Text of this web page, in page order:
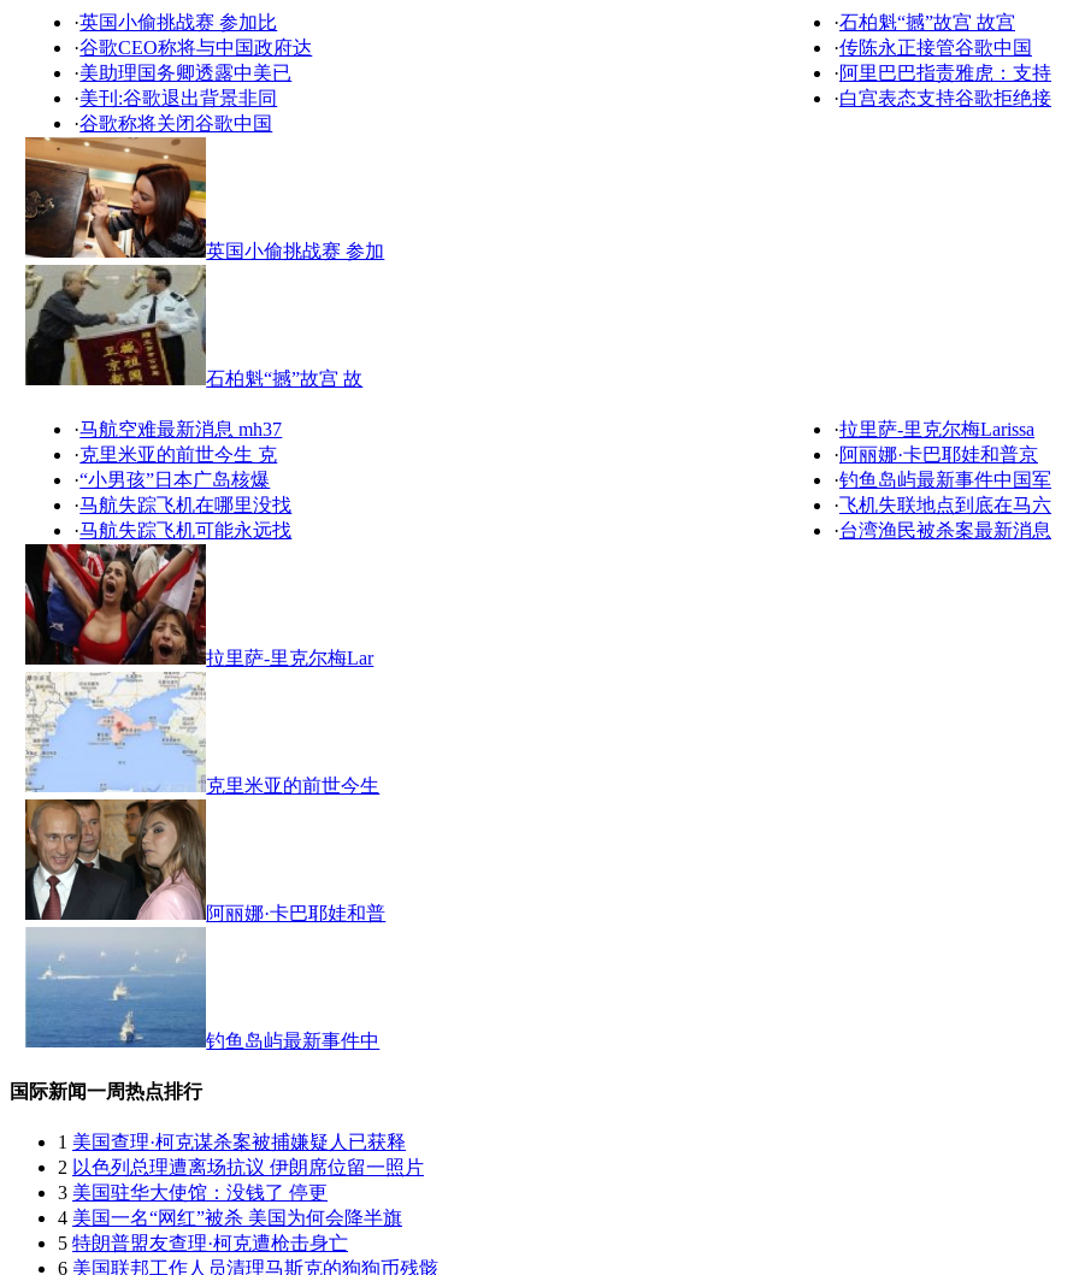
·英国小偷挑战赛 参加比 ·石柏魁“撼”故宫 故宫
·谷歌CEO称将与中国政府达 ·传陈永正接管谷歌中国
·美助理国务卿透露中美已 ·阿里巴巴指责雅虎：支持
·美刊:谷歌退出背景非同 ·白宫表态支持谷歌拒绝接
·谷歌称将关闭谷歌中国
英国小偷挑战赛 参加
石柏魁“撼”故宫 故
·马航空难最新消息 mh37 ·拉里萨-里克尔梅Larissa
·克里米亚的前世今生 克 ·阿丽娜·卡巴耶娃和普京
·“小男孩”日本广岛核爆 ·钓鱼岛屿最新事件中国军
·马航失踪飞机在哪里没找 ·飞机失联地点到底在马六
·马航失踪飞机可能永远找 ·台湾渔民被杀案最新消息
拉里萨-里克尔梅Lar
克里米亚的前世今生
阿丽娜·卡巴耶娃和普
钓鱼岛屿最新事件中
国际新闻一周热点排行
1 美国查理·柯克谋杀案被捕嫌疑人已获释
2 以色列总理遭离场抗议 伊朗席位留一照片
3 美国驻华大使馆：没钱了 停更
4 美国一名“网红”被杀 美国为何会降半旗
5 特朗普盟友查理·柯克遭枪击身亡
6 美国联邦工作人员清理马斯克的狗狗币残骸